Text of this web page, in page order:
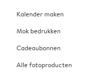
Kalender maken
Mok bedrukken
Cadeaubonnen
Alle fotoproducten